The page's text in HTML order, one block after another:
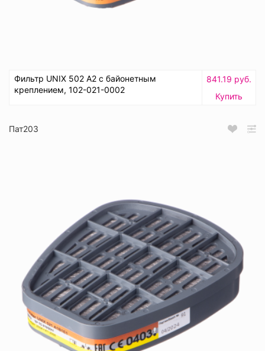
Фильтр UNIX 502 A2 с байонетным
креплением, 102-021-0002
841.19 руб.
Купить
Пат203